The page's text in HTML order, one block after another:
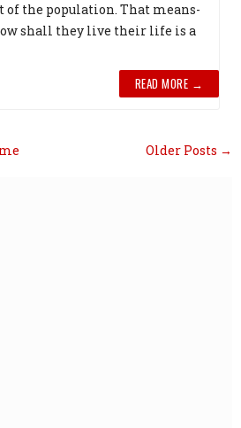
of the popula­tion. That means-
shall they live their life is a
READ MORE →
Older Posts →